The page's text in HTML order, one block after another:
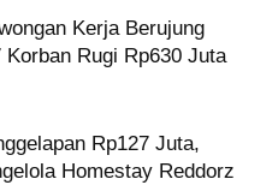
Kerja Berujung
Korban Rugi Rp630 Juta
Rp127 Juta,
Homestay Reddorz